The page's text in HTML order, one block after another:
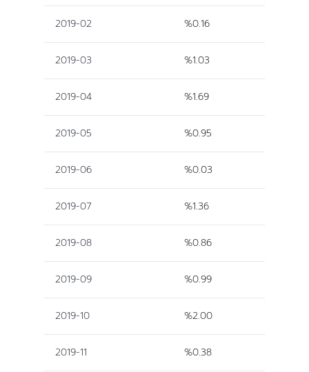
2019-02 %0.16
2019-03 %1.03
2019-04 %1.69
2019-05 %0.95
2019-06 %0.03
2019-07 %1.36
2019-08 %0.86
2019-09 %0.99
2019-10 %2.00
2019-11 %0.38